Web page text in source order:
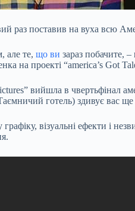
раз поставив на вуха всю
але те, що ви зараз побачите,
на проекті “america’s Got
вийшла в чвертьфінал
готель) здивує вас
візуальні ефекти і